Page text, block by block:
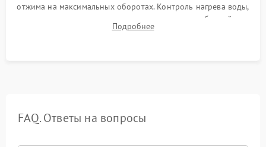
отжима на максимальных оборотах. Контроль нагрева воды,
корректности слива, отсутствия излишних вибраций,
посторонних стуков и протечек под корпусом.
Подробнее
FAQ. Ответы на вопросы